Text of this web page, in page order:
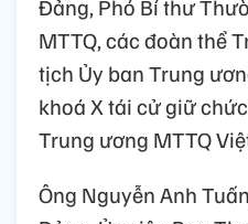
Đảng, Phó Bí thư
MTTQ, các đoàn thể
tịch Ủy ban Trung
khoá X tái cử giữ
Trung ương MTTQ
Ông Nguyễn Anh